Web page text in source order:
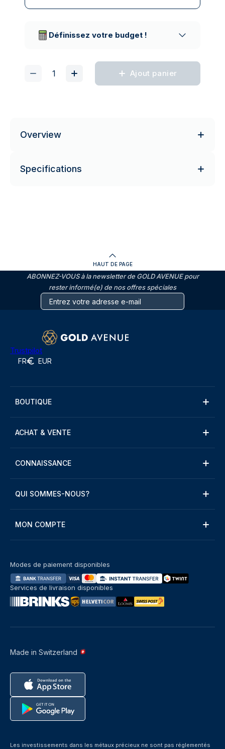
Définissez votre budget !
Ajout panier
Overview
Specifications
HAUT DE PAGE
ABONNEZ-VOUS à la newsletter de GOLD AVENUE pour
rester informé(e) de nos offres spéciales
Trustpilot
FR EUR
BOUTIQUE
ACHAT & VENTE
CONNAISSANCE
QUI SOMMES-NOUS?
MON COMPTE
Made in Switzerland
Modes de paiement disponibles
Services de livraison disponibles
Les investissements dans les métaux précieux ne sont pas réglementés